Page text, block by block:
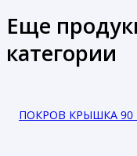
Еще
категории
ПОКРОВ КРЫШКА 90